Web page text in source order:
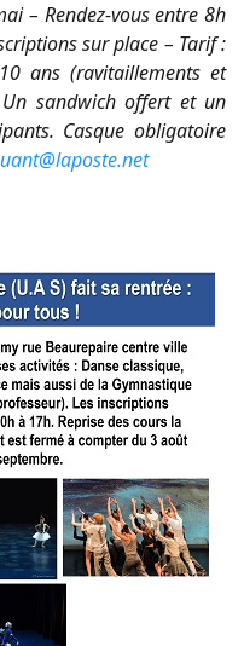
– Rendez-vous entre 8h
sur place – Tarif :
ans (ravitaillements et
sandwich offert et un
Casque obligatoire